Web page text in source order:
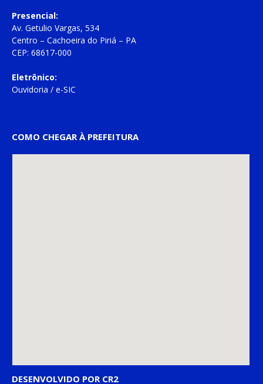
Presencial:
Av. Getulio Vargas, 534
Centro – Cachoeira do Piriá – PA
CEP: 68617-000
Eletrônico:
Ouvidoria / e-SIC
COMO CHEGAR À PREFEITURA
DESENVOLVIDO POR CR2